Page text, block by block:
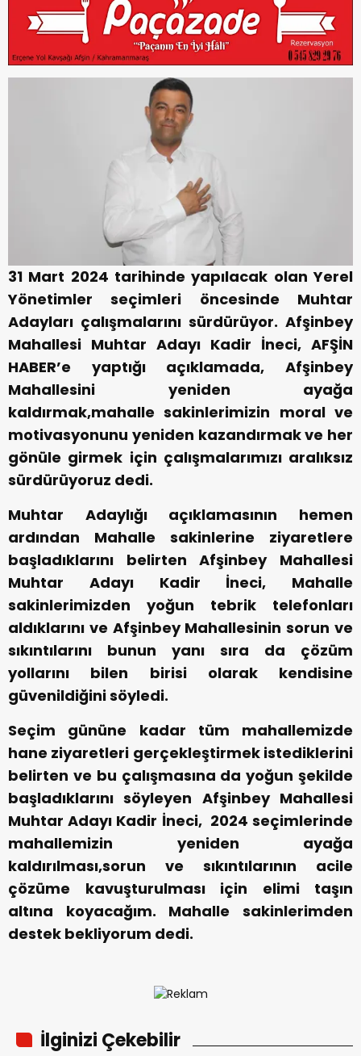
31 Mart 2024 tarihinde yapılacak olan Yerel
Yönetimler seçimleri öncesinde Muhtar
Adayları çalışmalarını sürdürüyor. Afşinbey
Mahallesi Muhtar Adayı Kadir İneci, AFŞİN
HABER’e yaptığı açıklamada, Afşinbey
Mahallesini yeniden ayağa
kaldırmak,mahalle sakinlerimizin moral ve
motivasyonunu yeniden kazandırmak ve her
gönüle girmek için çalışmalarımızı aralıksız
sürdürüyoruz dedi.
Muhtar Adaylığı açıklamasının hemen
ardından Mahalle sakinlerine ziyaretlere
başladıklarını belirten Afşinbey Mahallesi
Muhtar Adayı Kadir İneci, Mahalle
sakinlerimizden yoğun tebrik telefonları
aldıklarını ve Afşinbey Mahallesinin sorun ve
sıkıntılarını bunun yanı sıra da çözüm
yollarını bilen birisi olarak kendisine
güvenildiğini söyledi.
Seçim gününe kadar tüm mahallemizde
hane ziyaretleri gerçekleştirmek istediklerini
belirten ve bu çalışmasına da yoğun şekilde
başladıklarını söyleyen Afşinbey Mahallesi
Muhtar Adayı Kadir İneci, 2024 seçimlerinde
mahallemizin yeniden ayağa
kaldırılması,sorun ve sıkıntılarının acile
çözüme kavuşturulması için elimi taşın
altına koyacağım. Mahalle sakinlerimden
destek bekliyorum dedi.
İlginizi Çekebilir